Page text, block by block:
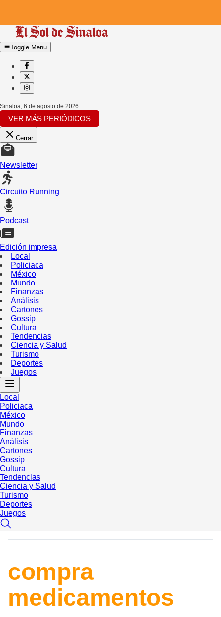
Toggle Menu
Sinaloa, 6 de agosto de 2026
VER MÁS PERIÓDICOS
Cerrar
Newsletter
Circuito Running
Podcast
Edición impresa
Local
Policiaca
México
Mundo
Finanzas
Análisis
Cartones
Gossip
Cultura
Tendencias
Ciencia y Salud
Turismo
Deportes
Juegos
Local
Policiaca
México
Mundo
Finanzas
Análisis
Cartones
Gossip
Cultura
Tendencias
Ciencia y Salud
Turismo
Deportes
Juegos
compra
medicamentos